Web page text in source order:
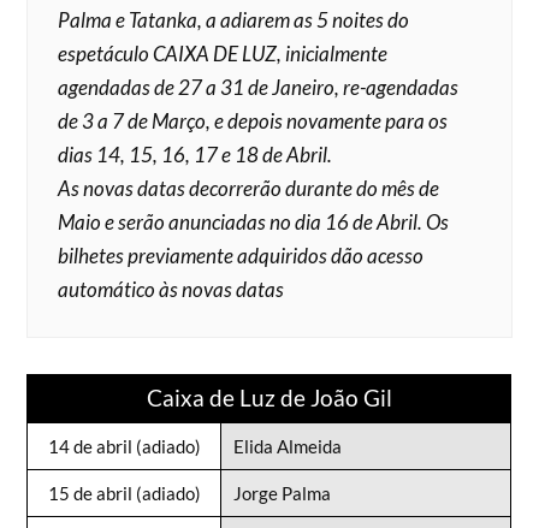
Palma e Tatanka, a adiarem as 5 noites do
espetáculo CAIXA DE LUZ, inicialmente
agendadas de 27 a 31 de Janeiro, re-agendadas
de 3 a 7 de Março, e depois novamente para os
dias 14, 15, 16, 17 e 18 de Abril.
As novas datas decorrerão durante do mês de
Maio e serão anunciadas no dia 16 de Abril. Os
bilhetes previamente adquiridos dão acesso
automático às novas datas
Caixa de Luz de João Gil
14 de abril (adiado) Elida Almeida
15 de abril (adiado) Jorge Palma